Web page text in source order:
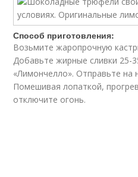
Способ приготовления:
Возьмите жаропрочную
Добавьте жирные сливки 25-
«Лимончелло». Отправьте на
Помешивая лопаткой,
отключите огонь.